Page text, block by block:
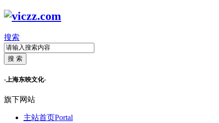
搜索
搜 索
-上海东映文化-
旗下网站
主站首页Portal